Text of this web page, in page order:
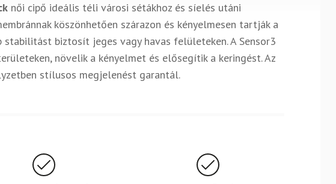
női cipő ideális téli városi sétákhoz és síelés utáni
köszönhetően szárazon és kényelmesen tartják a
stabilitást biztosít jeges vagy havas felületeken. A Sensor3
növelik a kényelmet és elősegítik a keringést. Az
stílusos megjelenést garantál.